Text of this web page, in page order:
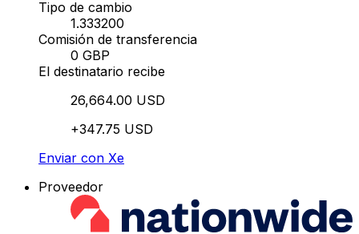
Tipo de cambio
1.333200
Comisión de transferencia
0 GBP
El destinatario recibe
26,664.00 USD
+347.75 USD
Enviar con Xe
Proveedor